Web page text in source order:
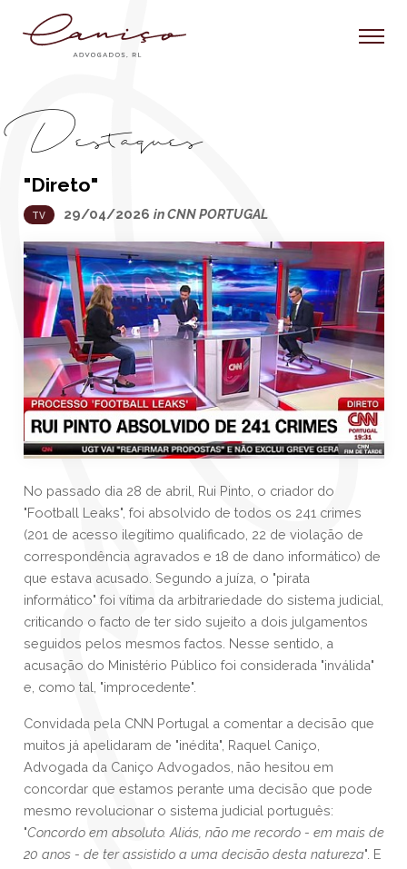
Destaques
"Direto"
TV 29/04/2026in CNN PORTUGAL
No passado dia 28 de abril, Rui Pinto, o criador do
"Football Leaks", foi absolvido de todos os 241 crimes
(201 de acesso ilegítimo qualificado, 22 de violação de
correspondência agravados e 18 de dano informático) de
que estava acusado. Segundo a juíza, o "pirata
informático" foi vítima da arbitrariedade do sistema judicial,
criticando o facto de ter sido sujeito a dois julgamentos
seguidos pelos mesmos factos. Nesse sentido, a
acusação do Ministério Público foi considerada "inválida"
e, como tal, "improcedente".
Convidada pela CNN Portugal a comentar a decisão que
muitos já apelidaram de "inédita", Raquel Caniço,
Advogada da Caniço Advogados, não hesitou em
concordar que estamos perante uma decisão que pode
mesmo revolucionar o sistema judicial português:
"Concordo em absoluto. Aliás, não me recordo - em mais de
20 anos - de ter assistido a uma decisão desta natureza". E